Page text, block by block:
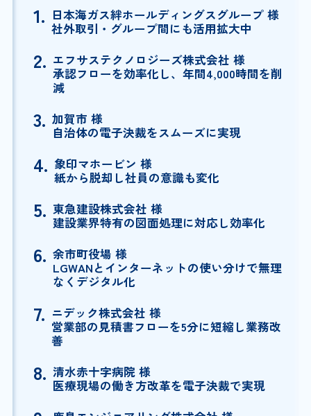
1. 日本海ガス絆ホールディングスグループ 様
社外取引・グループ間にも活用拡大中
2. エフサステクノロジーズ株式会社 様
承認フローを効率化し、年間4,000時間を削
減
3. 加賀市 様
自治体の電子決裁をスムーズに実現
4. 象印マホービン 様
紙から脱却し社員の意識も変化
5. 東急建設株式会社 様
建設業界特有の図面処理に対応し効率化
6. 余市町役場 様
LGWANとインターネットの使い分けで無理
なくデジタル化
7. ニデック株式会社 様
営業部の見積書フローを5分に短縮し業務改
善
8. 清水赤十字病院 様
医療現場の働き方改革を電子決裁で実現